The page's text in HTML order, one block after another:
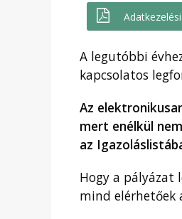
A legutóbbi
kapcsolatos
Az
mert enélkül
az
Hogy a pályázat
mind elérhetőek